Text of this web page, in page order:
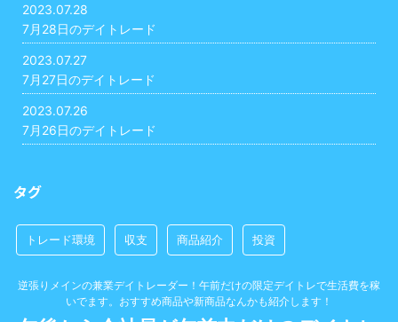
2023.07.28
7月28日のデイトレード
2023.07.27
7月27日のデイトレード
2023.07.26
7月26日のデイトレード
タグ
トレード環境 収支 商品紹介 投資
逆張りメインの兼業デイトレーダー！午前だけの限定デイトレで生活費を稼
いでます。おすすめ商品や新商品なんかも紹介します！